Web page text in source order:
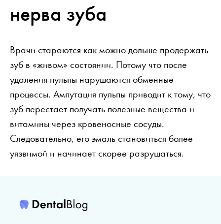
нерва зуба
Врачи стараются как можно дольше продержать
зуб в «живом» состоянии. Потому что после
удаления пульпы нарушаются обменные
процессы. Ампутация пульпы приводит к тому, что
зуб перестает получать полезные вещества и
витамины через кровеносные сосуды.
Следовательно, его эмаль становиться более
уязвимой и начинает скорее разрушаться.